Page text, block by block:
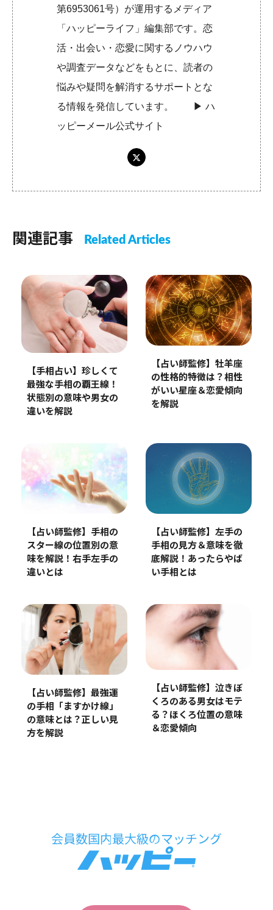
第6953061号）が運用するメディア
「ハッピーライフ」編集部です。恋
活・出会い・恋愛に関するノウハウ
や調査データなどをもとに、読者の
悩みや疑問を解消するサポートとな
る情報を発信しています。 ▶︎ハ
ッピーメール公式サイト
関連記事 Related Articles
【手相占い】珍しくて
最強な手相の覇王線！
状態別の意味や男女の
違いを解説
【占い師監修】牡羊座
の性格的特徴は？相性
がいい星座＆恋愛傾向
を解説
【占い師監修】手相の
スター線の位置別の意
味を解説！右手左手の
違いとは
【占い師監修】左手の
手相の見方＆意味を徹
底解説！あったらやば
い手相とは
【占い師監修】最強運
の手相「ますかけ線」
の意味とは？正しい見
方を解説
【占い師監修】泣きぼ
くろのある男女はモテ
る？ほくろ位置の意味
＆恋愛傾向